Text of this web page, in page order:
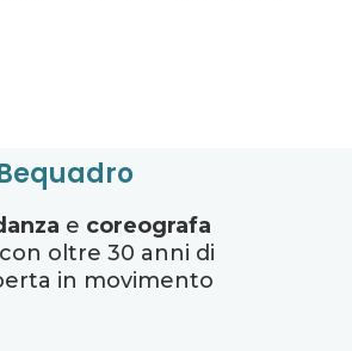
e coreografa
con oltre 30 anni di
in movimento